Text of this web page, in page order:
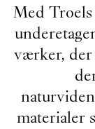
Med Troels
værker, der
materialer